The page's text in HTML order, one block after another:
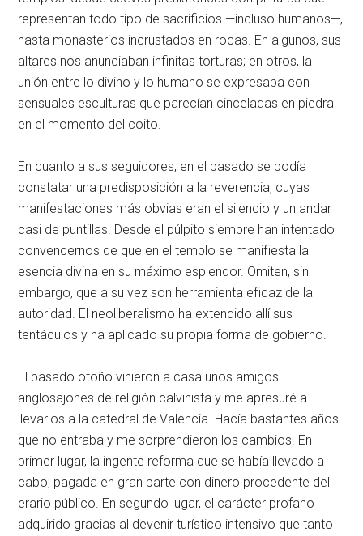
representan todo tipo de sacrificios —incluso humanos—,
hasta monasterios incrustados en rocas. En algunos, sus
altares nos anunciaban infinitas torturas; en otros, la
unión entre lo divino y lo humano se expresaba con
sensuales esculturas que parecían cinceladas en piedra
en el momento del coito.
En cuanto a sus seguidores, en el pasado se podía
constatar una predisposición a la reverencia, cuyas
manifestaciones más obvias eran el silencio y un andar
casi de puntillas. Desde el púlpito siempre han intentado
convencernos de que en el templo se manifiesta la
esencia divina en su máximo esplendor. Omiten, sin
embargo, que a su vez son herramienta eficaz de la
autoridad. El neoliberalismo ha extendido allí sus
tentáculos y ha aplicado su propia forma de gobierno.
El pasado otoño vinieron a casa unos amigos
anglosajones de religión calvinista y me apresuré a
llevarlos a la catedral de Valencia. Hacía bastantes años
que no entraba y me sorprendieron los cambios. En
primer lugar, la ingente reforma que se había llevado a
cabo, pagada en gran parte con dinero procedente del
erario público. En segundo lugar, el carácter profano
adquirido gracias al devenir turístico intensivo que tanto